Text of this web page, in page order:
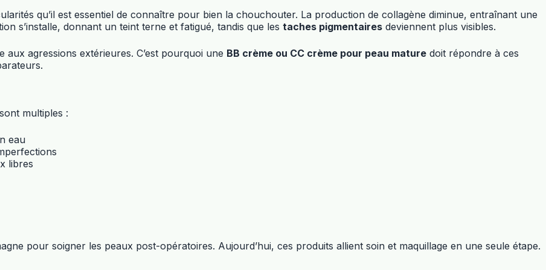
qu’il est essentiel de connaître pour bien la chouchouter. La production de collagène diminue, entraînant une
s’installe, donnant un teint terne et fatigué, tandis que les taches pigmentaires deviennent plus visibles.
aux agressions extérieures. C’est pourquoi une BB crème ou CC crème pour peau mature doit répondre à ces
multiples :
eau
libres
pour soigner les peaux post-opératoires. Aujourd’hui, ces produits allient soin et maquillage en une seule étape.